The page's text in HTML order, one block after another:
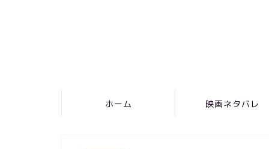
ホーム 映画ネタバレ